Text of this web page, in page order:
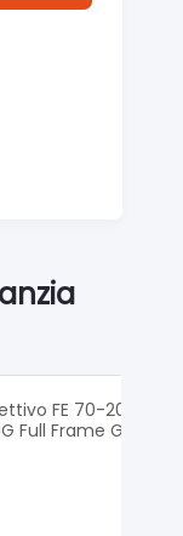
FE 70-200mm
Full Frame